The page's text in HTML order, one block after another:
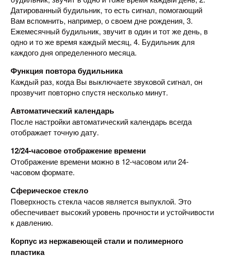
Датированный будильник, то есть сигнал, помогающий
Вам вспомнить, например, о своем дне рождения, 3.
Ежемесячный будильник, звучит в один и тот же день, в
одно и то же время каждый месяц, 4. Будильник для
каждого дня определенного месяца.
Функция повтора будильника
Каждый раз, когда Вы выключаете звуковой сигнал, он
прозвучит повторно спустя несколько минут.
Автоматический календарь
После настройки автоматический календарь всегда
отображает точную дату.
12/24-часовое отображение времени
Отображение времени можно в 12-часовом или 24-
часовом формате.
Сферическое стекло
Поверхность стекла часов является выпуклой. Это
обеспечивает высокий уровень прочности и устойчивости
к давлению.
Корпус из нержавеющей стали и полимерного
пластика